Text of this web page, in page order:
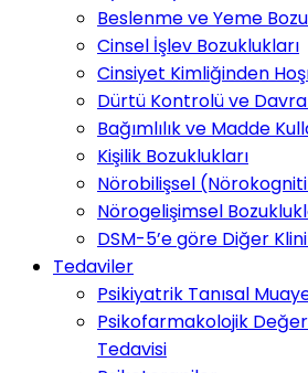
Beslenme ve Yeme
Cinsel İşlev Bozuklukları
Cinsiyet Kimliğinden
Dürtü Kontrolü ve
Bağımlılık ve Madde
Kişilik Bozuklukları
Nörobilişsel
Nörogelişimsel
DSM-5’e göre Diğer
Tedaviler
Psikiyatrik Tanısal
Psikofarmakolojik
Tedavisi